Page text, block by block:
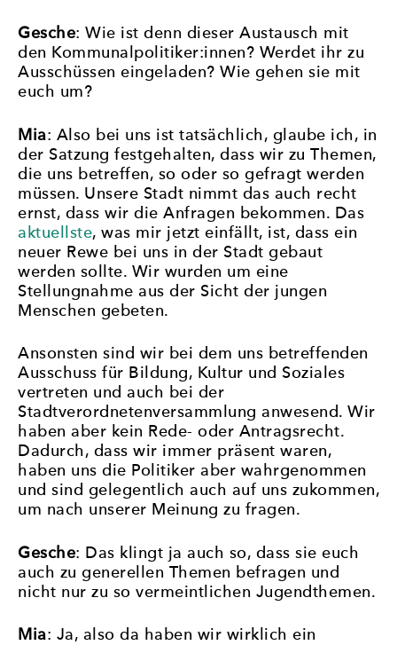
Gesche: Wie ist denn dieser Austausch mit
den Kommunalpolitiker:innen? Werdet ihr zu
Ausschüssen eingeladen? Wie gehen sie mit
euch um?
Mia: Also bei uns ist tatsächlich, glaube ich, in
der Satzung festgehalten, dass wir zu Themen,
die uns betreffen, so oder so gefragt werden
müssen. Unsere Stadt nimmt das auch recht
ernst, dass wir die Anfragen bekommen. Das
aktuellste, was mir jetzt einfällt, ist, dass ein
neuer Rewe bei uns in der Stadt gebaut
werden sollte. Wir wurden um eine
Stellungnahme aus der Sicht der jungen
Menschen gebeten.
Ansonsten sind wir bei dem uns betreffenden
Ausschuss für Bildung, Kultur und Soziales
vertreten und auch bei der
Stadtverordnetenversammlung anwesend. Wir
haben aber kein Rede- oder Antragsrecht.
Dadurch, dass wir immer präsent waren,
haben uns die Politiker aber wahrgenommen
und sind gelegentlich auch auf uns zukommen,
um nach unserer Meinung zu fragen.
Gesche: Das klingt ja auch so, dass sie euch
auch zu generellen Themen befragen und
nicht nur zu so vermeintlichen Jugendthemen.
Mia: Ja, also da haben wir wirklich ein